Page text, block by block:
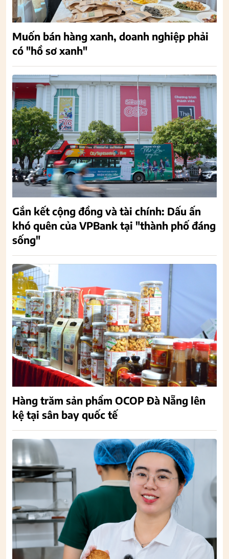
Muốn bán hàng xanh, doanh nghiệp phải
có "hồ sơ xanh"
Gắn kết cộng đồng và tài chính: Dấu ấn
khó quên của VPBank tại "thành phố đáng
sống"
Hàng trăm sản phẩm OCOP Đà Nẵng lên
kệ tại sân bay quốc tế